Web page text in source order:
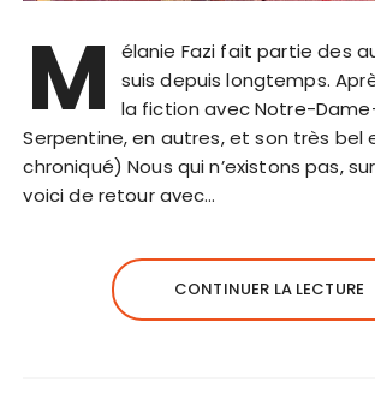
M
élanie Fazi fait partie des
suis depuis longtemps.
la fiction avec Notre-
Serpentine, en autres, et son très bel
chroniqué) Nous qui n’existons pas,
voici de retour avec…
CONTINUER LA LECTURE